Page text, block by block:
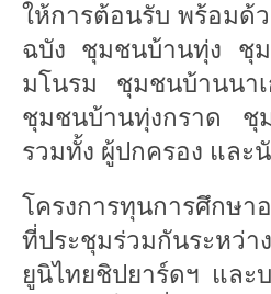
ให้การต้อนรับ พร้อมด้
ฉบัง ชุมชนบ้านทุ่ง ชุ
มโนรม ชุมชนบ้านนา
ชุมชนบ้านทุ่งกราด ชุ
รวมทั้ง ผู้ปกครอง และ
โครงการทุนการศึกษา
ที่ประชุมร่วมกันระหว่
ยูนิไทยชิปยาร์ดฯ แล